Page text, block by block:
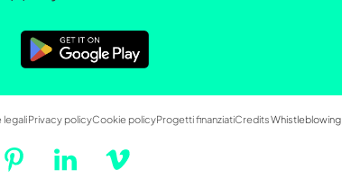
legaliPrivacy policyCookie policyProgetti finanziatiCreditsWhistleblowing